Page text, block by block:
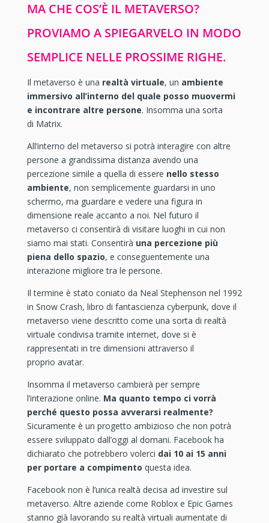
MA CHE COS’È IL METAVERSO?
PROVIAMO A SPIEGARVELO IN MODO
SEMPLICE NELLE PROSSIME RIGHE.
Il metaverso è una realtà virtuale, un ambiente
immersivo all’interno del quale posso muovermi
e incontrare altre persone. Insomma una sorta
di Matrix.
All’interno del metaverso si potrà interagire con altre
persone a grandissima distanza avendo una
percezione simile a quella di essere nello stesso
ambiente, non semplicemente guardarsi in uno
schermo, ma guardare e vedere una figura in
dimensione reale accanto a noi. Nel futuro il
metaverso ci consentirà di visitare luoghi in cui non
siamo mai stati. Consentirà una percezione più
piena dello spazio, e conseguentemente una
interazione migliore tra le persone.
Il termine è stato coniato da Neal Stephenson nel 1992
in Snow Crash, libro di fantascienza cyberpunk, dove il
metaverso viene descritto come una sorta di realtà
virtuale condivisa tramite internet, dove si è
rappresentati in tre dimensioni attraverso il
proprio avatar.
Insomma il metaverso cambierà per sempre
l’interazione online. Ma quanto tempo ci vorrà
perché questo possa avverarsi realmente?
Sicuramente è un progetto ambizioso che non potrà
essere sviluppato dall’oggi al domani. Facebook ha
dichiarato che potrebbero volerci dai 10 ai 15 anni
per portare a compimento questa idea.
Facebook non è l’unica realtà decisa ad investire sul
metaverso. Altre aziende come Roblox e Epic Games
stanno già lavorando su realtà virtuali aumentate di